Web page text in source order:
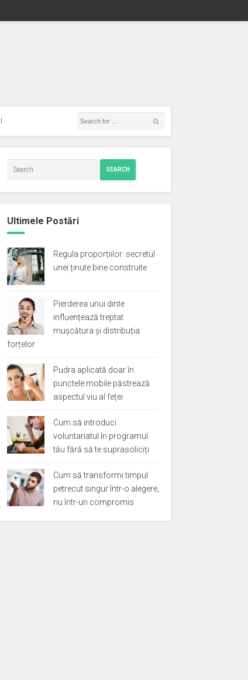
SEARCH
Ultimele Postări
Regula proporțiilor: secretul
unei ținute bine construite
Pierderea unui dinte
influențează treptat
mușcătura și distribuția
forțelor
Pudra aplicată doar în
punctele mobile păstrează
aspectul viu al feței
Cum să introduci
voluntariatul în programul
tău fără să te suprasoliciți
Cum să transformi timpul
petrecut singur într-o alegere,
nu într-un compromis